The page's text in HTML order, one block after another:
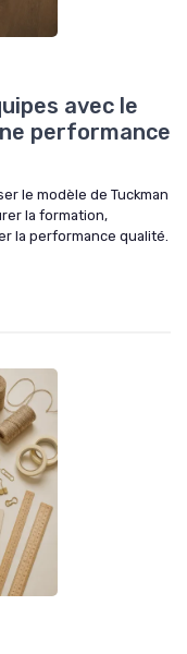
avec le
performance
le modèle de Tuckman
la formation,
la performance qualité.